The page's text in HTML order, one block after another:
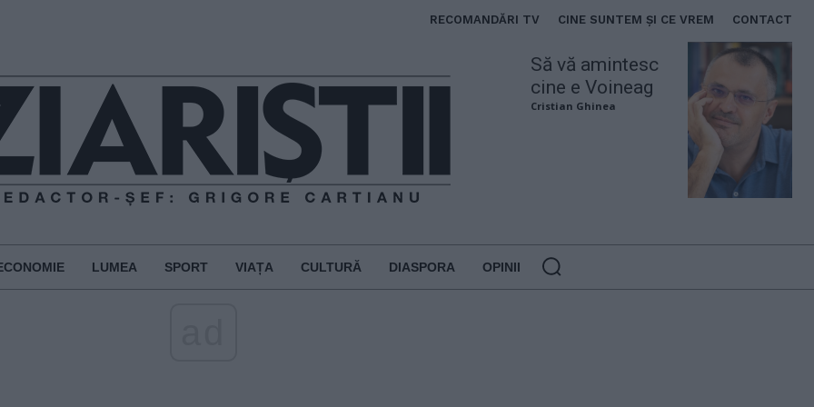
RECOMANDĂRI TV CINE SUNTEM ȘI CE VREM CONTACT
Să vă amintesc
cine e Voineag
Cristian Ghinea
LUMEA SPORT VIAȚA CULTURĂ DIASPORA OPINII